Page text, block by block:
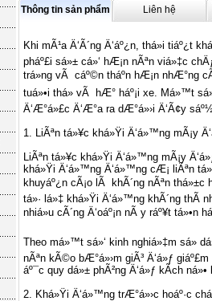
Thông tin sản phẩm Liên hệ
Khi mÃ¹a Ä‘Ã´ng Ä‘áº¿n, thá»i tiáº¿t
pháº£i sá»± cá»‘ hÆ¡n nÃªn viá»‡c
trá»ng vÃ cáº©n tháº­n hÆ¡n nhÆ°ng
tuá»•i thá» vÃ hÆ° háº¡i xe. Má»™t
Ä‘Æ°á»£c Ä‘Æ°a ra dÆ°á»›i Ä‘Ã¢y
1. LiÃªn tá»¥c khá»Ÿi Ä‘á»™ng mÃ¡y
LiÃªn tá»¥c khá»Ÿi Ä‘á»™ng mÃ¡y
khá»Ÿi Ä‘á»™ng Ä‘á»™ng cÆ¡ liÃªn
khuyáº¿n cÃ¡o lÃ khÃ´ng nÃªn thá»±c
tá»· lá»‡ khá»Ÿi Ä‘á»™ng khÃ´ng thÃ
nhiá»u cÃ´ng Ä‘oáº¡n nÃ y ráº¥t tá»•n
Theo má»™t sá»‘ kinh nghiá»‡m sá»­
nÃªn kÃ©o bÆ°á»›m giÃ³ Ä‘á»ƒ
áº¯c quy dá»± phÃ²ng Ä‘á»ƒ kÃ­ch
2. Khá»Ÿi Ä‘á»™ng trÆ°á»›c hoáº·c